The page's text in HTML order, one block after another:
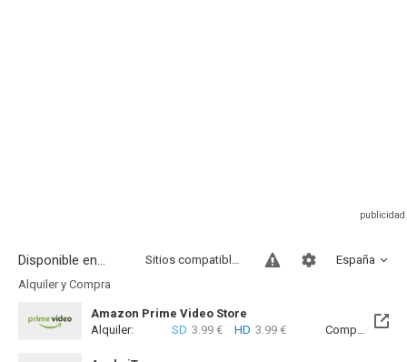
Disponible en... España
Sitios compatibles
Alquiler y Compra
Amazon Prime Video Store
Alquiler:
SD 3.99 € HD 3.99 € Compra: SD